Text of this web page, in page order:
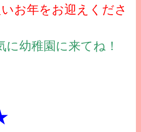
お年をお迎えくださ
に幼稚園に来てね！